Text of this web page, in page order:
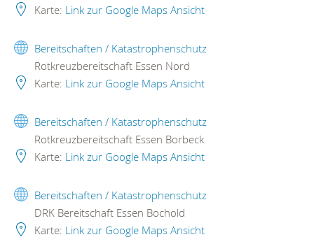
Karte: Link zur Google Maps Ansicht
Bereitschaften / Katastrophenschutz
Rotkreuzbereitschaft Essen Nord
Karte: Link zur Google Maps Ansicht
Bereitschaften / Katastrophenschutz
Rotkreuzbereitschaft Essen Borbeck
Karte: Link zur Google Maps Ansicht
Bereitschaften / Katastrophenschutz
DRK Bereitschaft Essen Bochold
Karte: Link zur Google Maps Ansicht